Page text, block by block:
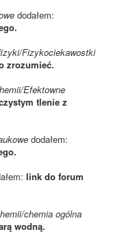
dodałem:
Fizykociekawostki
zrozumieć.
Efektowne
tlenie z
dodałem:
link do forum
chemia ogólna
wodną.